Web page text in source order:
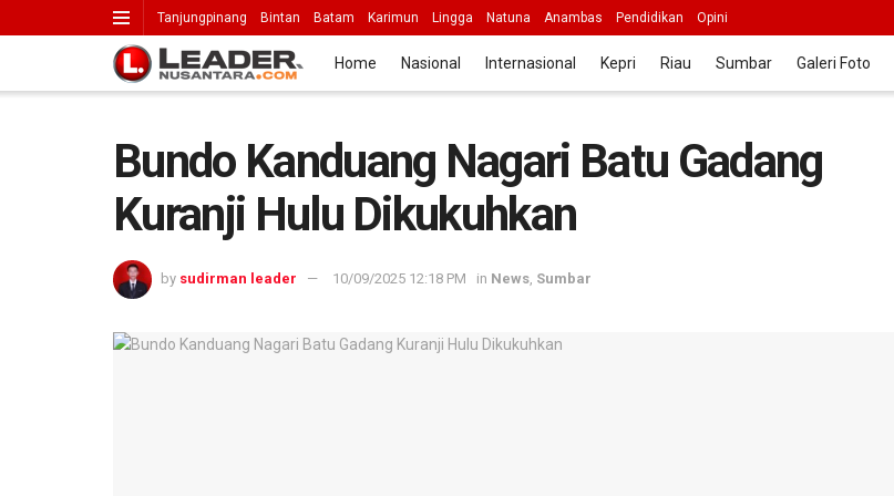
Tanjungpinang Bintan Batam Karimun Lingga Natuna Anambas Pendidikan Opini
Home Nasional Internasional Kepri Riau Sumbar Galeri Foto
Bundo Kanduang Nagari Batu Gadang
Kuranji Hulu Dikukuhkan
by sudirman leader 10/09/2025 12:18 PM in News Sumbar